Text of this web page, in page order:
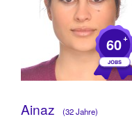
60+
Ainaz (32 Jahre)